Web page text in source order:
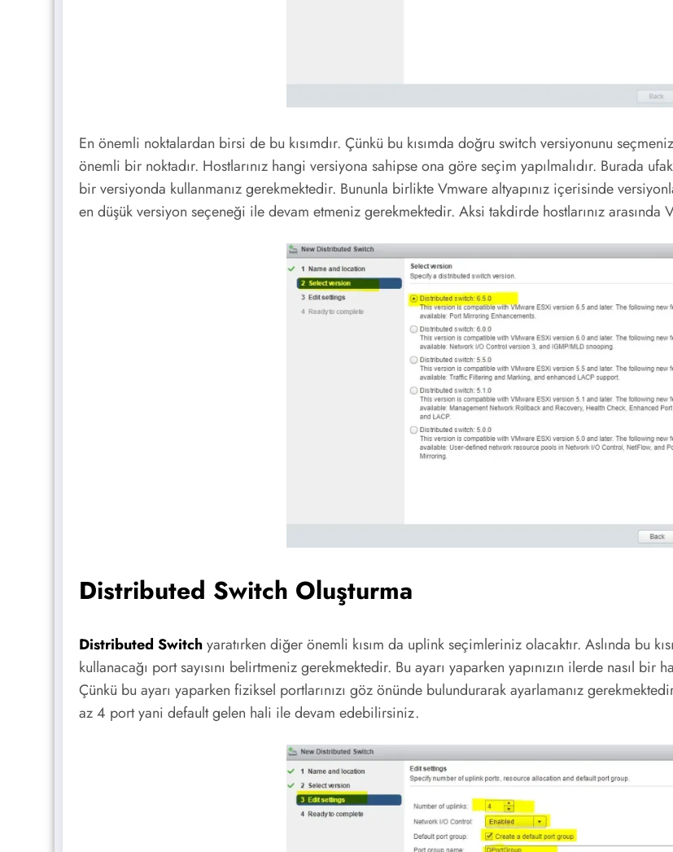
En önemli noktalardan birsi de bu kısımdır. Çünkü bu kısımda doğru switch versiyonunu
önemli bir noktadır. Hostlarınız hangi versiyona sahipse ona göre seçim yapılmalıdır. Burada
bir versiyonda kullanmanız gerekmektedir. Bununla birlikte Vmware altyapınız içerisinde
en düşük versiyon seçeneği ile devam etmeniz gerekmektedir. Aksi takdirde hostlarınız
Distributed Switch Oluşturma
Distributed Switchyaratırken diğer önemli kısım da uplink seçimleriniz olacaktır. Aslında bu
kullanacağı port sayısını belirtmeniz gerekmektedir. Bu ayarı yaparken yapınızın ilerde nasıl
Çünkü bu ayarı yaparken fiziksel portlarınızı göz önünde bulundurarak ayarlamanız
az 4 port yani default gelen hali ile devam edebilirsiniz.